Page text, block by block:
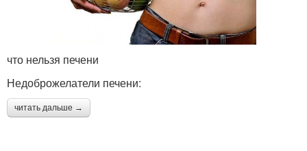
что нельзя печени
Недоброжелатели печени:
читать дальше →